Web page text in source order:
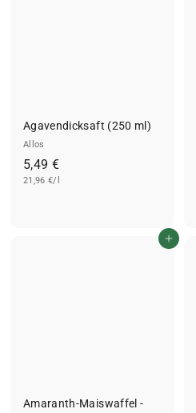
Agavendicksaft (250 ml)
Allos
5,49 €5
,
21,96 €/l
In den Einkaufswagen legen
Amaranth-Maiswaffel -